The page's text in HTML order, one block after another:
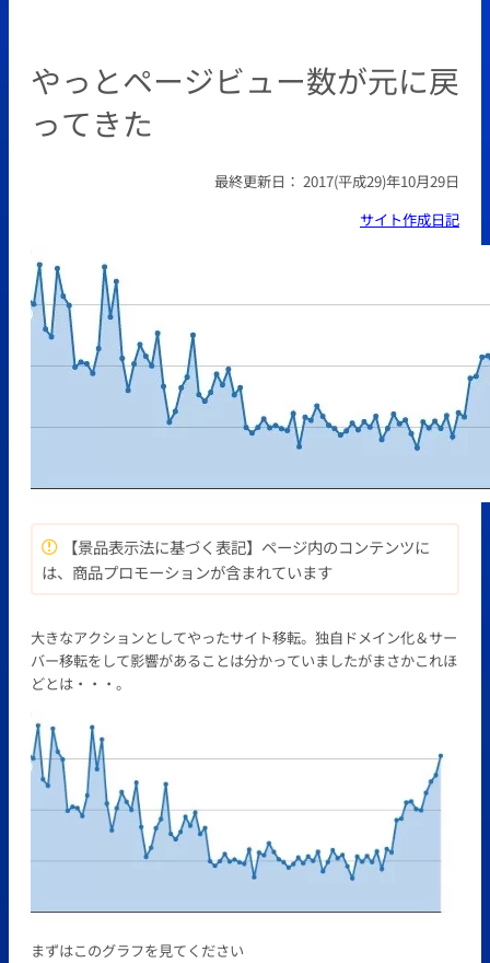
やっとページビュー数が元に戻
ってきた
最終更新日： 2017(平成29)年10月29日
サイト作成日記
【景品表示法に基づく表記】ページ内のコンテンツに
は、商品プロモーションが含まれています
大きなアクションとしてやったサイト移転。独自ドメイン化＆サー
バー移転をして影響があることは分かっていましたがまさかこれほ
どとは・・・。
まずはこのグラフを見てください